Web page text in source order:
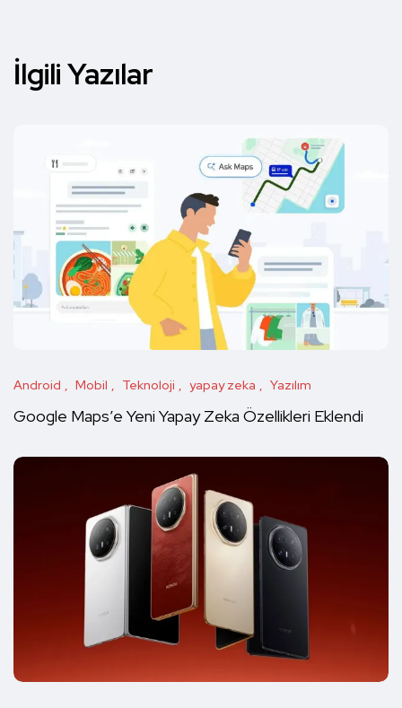
İlgili Yazılar
Android Mobil Teknoloji yapay zeka Yazılım
Google Maps’e Yeni Yapay Zeka Özellikleri Eklendi